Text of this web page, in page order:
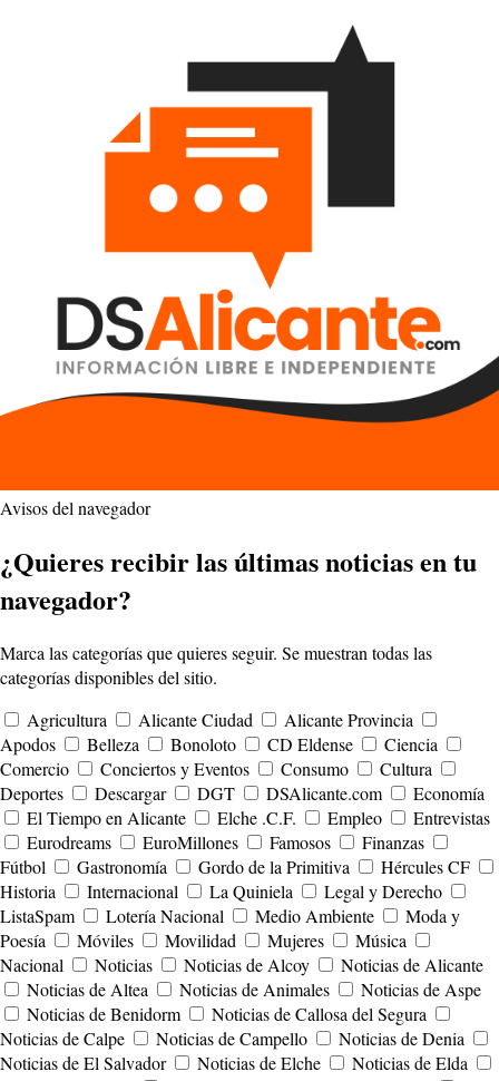
Avisos del navegador
¿Quieres recibir las últimas noticias en tu
navegador?
Marca las categorías que quieres seguir. Se muestran todas las
categorías disponibles del sitio.
Agricultura
Alicante Ciudad
Alicante Provincia
Apodos
Belleza Bonoloto CD Eldense
Ciencia
Comercio
Conciertos y Eventos Consumo
Cultura
Deportes
Descargar DGT DSAlicante.com
Economía
El Tiempo en Alicante
Elche .C.F. Empleo
Entrevistas
Eurodreams
EuroMillones Famosos
Finanzas
Fútbol
Gastronomía Gordo de la Primitiva
Hércules CF
Historia
Internacional La Quiniela
Legal y Derecho
ListaSpam
Lotería Nacional Medio Ambiente
Moda y
Poesía
Móviles Movilidad Mujeres
Música
Nacional
Noticias Noticias de Alcoy
Noticias de Alicante
Noticias de Altea
Noticias de Animales
Noticias de Aspe
Noticias de Benidorm
Noticias de Callosa del Segura
Noticias de Calpe
Noticias de Campello
Noticias de Denia
Noticias de El Salvador
Noticias de Elche
Noticias de Elda